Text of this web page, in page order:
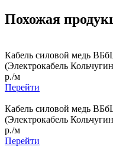
Похожая
Кабель силовой медь
(Электрокабель
р./м
Перейти
Кабель силовой медь
(Электрокабель
р./м
Перейти